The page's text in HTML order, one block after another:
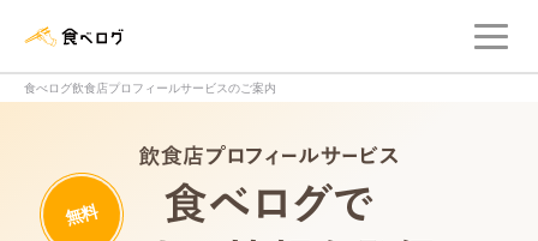
食べログ飲食店プロフィールサービスのご案内
無料